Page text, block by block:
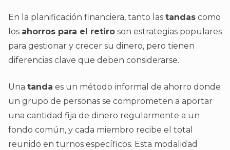
En la planificación financiera, tanto las tandas como
los ahorros para el retiro son estrategias populares
para gestionar y crecer su dinero, pero tienen
diferencias clave que deben considerarse.
Una tanda es un método informal de ahorro donde
un grupo de personas se comprometen a aportar
una cantidad fija de dinero regularmente a un
fondo común, y cada miembro recibe el total
reunido en turnos específicos. Esta modalidad